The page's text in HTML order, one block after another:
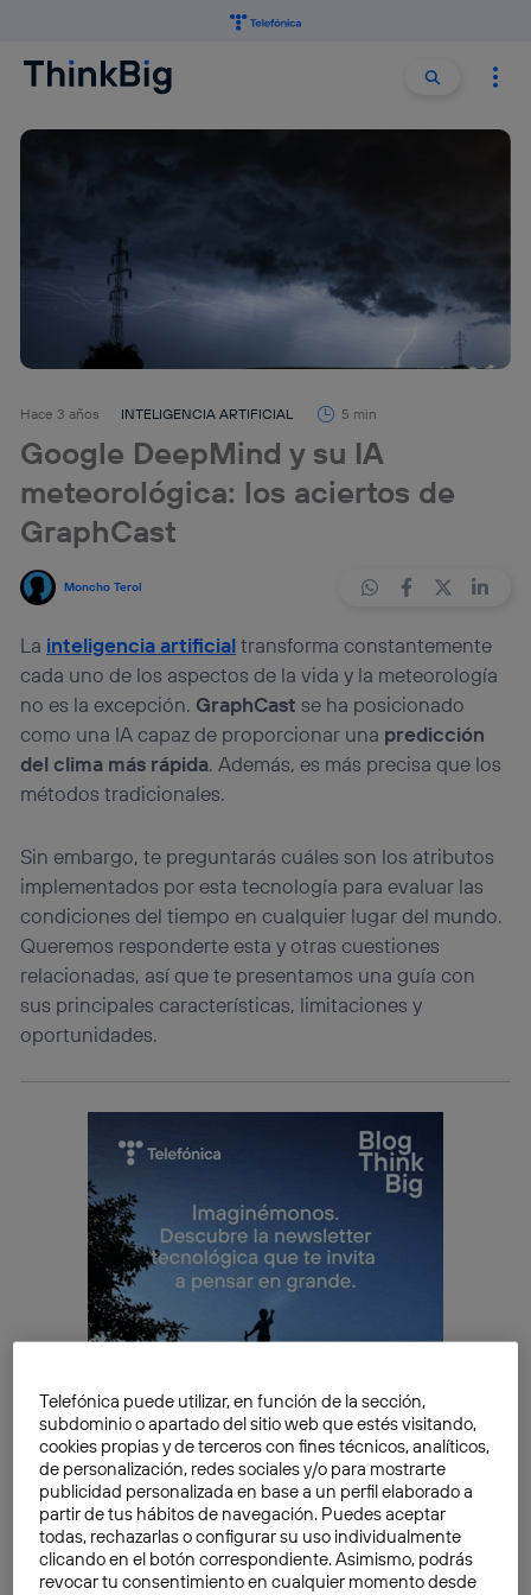
Buscar
Hace 3 años INTELIGENCIA ARTIFICIAL 5 min
Google DeepMind y su IA
meteorológica: los aciertos de
GraphCast
Moncho Terol
La inteligencia artificialtransforma constantemente
cada uno de los aspectos de la vida y la meteorología
no es la excepción. GraphCast se ha posicionado
como una IA capaz de proporcionar una predicción
del clima más rápida. Además, es más precisa que los
métodos tradicionales.
Sin embargo, te preguntarás cuáles son los atributos
implementados por esta tecnología para evaluar las
condiciones del tiempo en cualquier lugar del mundo.
Queremos responderte esta y otras cuestiones
relacionadas, así que te presentamos una guía con
sus principales características, limitaciones y
oportunidades.
GraphCast: 3 aspectos clave de su
funcionamiento
Telefónica puede utilizar, en función de la sección,
subdominio o apartado del sitio web que estés visitando,
cookies propias y de terceros con fines técnicos, analíticos,
de personalización, redes sociales y/o para mostrarte
publicidad personalizada en base a un perfil elaborado a
partir de tus hábitos de navegación. Puedes aceptar
todas, rechazarlas o configurar su uso individualmente
clicando en el botón correspondiente. Asimismo, podrás
revocar tu consentimiento en cualquier momento desde